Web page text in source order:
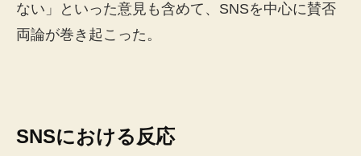
ない」といった意見も含めて、SNSを中心に賛否
両論が巻き起こった。
SNSにおける反応